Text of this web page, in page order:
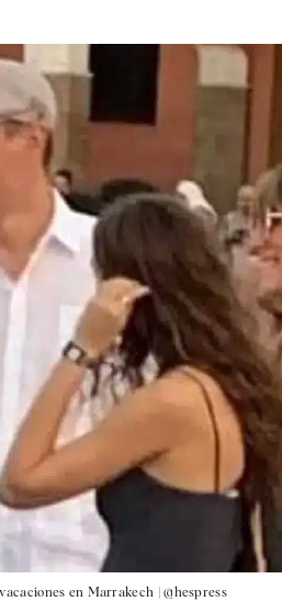
en Marrakech |@hespress